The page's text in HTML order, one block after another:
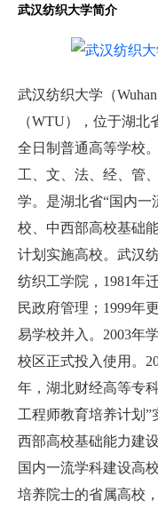
武汉纺织大学简介
武汉纺织大学（
（WTU），位于湖
全日制普通高等学校
工、文、法、经、管
学。是湖北省“国内一
校、中西部高校基础
计划实施高校。武汉
纺织工学院，1981年
民政府管理；1999年
易学校并入。2003年
校区正式投入使用。
年，湖北财经高等专
工程师教育培养计划”
西部高校基础能力建
国内一流学科建设高
培养院士的省属高校